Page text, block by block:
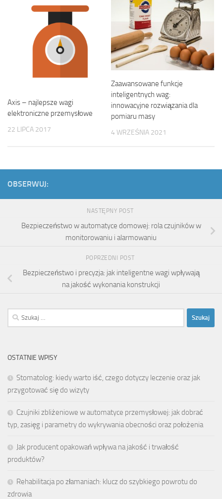
Axis – najlepsze wagi
elektroniczne przemysłowe
22 LIPCA 2017
Zaawansowane funkcje
inteligentnych wag:
innowacyjne rozwiązania dla
pomiaru masy
4 WRZEŚNIA 2021
OBSERWUJ:
NASTĘPNY POST
Bezpieczeństwo w automatyce domowej: rola czujników w
monitorowaniu i alarmowaniu
POPRZEDNI POST
Bezpieczeństwo i precyzja: jak inteligentne wagi wpływają
na jakość wykonania konstrukcji
Szukaj:
OSTATNIE WPISY
Stomatolog: kiedy warto iść, czego dotyczy leczenie oraz jak
przygotować się do wizyty
Czujniki zbliżeniowe w automatyce przemysłowej: jak dobrać
typ, zasięg i parametry do wykrywania obecności oraz położenia
Jak producent opakowań wpływa na jakość i trwałość
produktów?
Rehabilitacja po złamaniach: klucz do szybkiego powrotu do
zdrowia